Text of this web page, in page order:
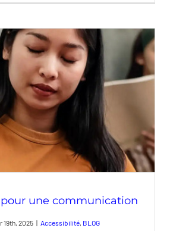
pour une communication
19th, 2025 | Accessibilité, BLOG